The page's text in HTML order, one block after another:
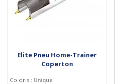
Elite Pneu Home-Trainer
Coperton
Coloris : Unique